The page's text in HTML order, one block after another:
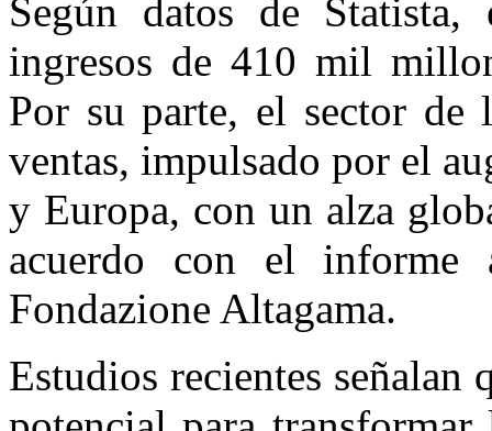
Según datos de
ingresos de 410 mil
Por su parte, el sector de
ventas, impulsado por el
y Europa, con un alza
acuerdo con el
Fondazione Altagama.
Estudios recientes